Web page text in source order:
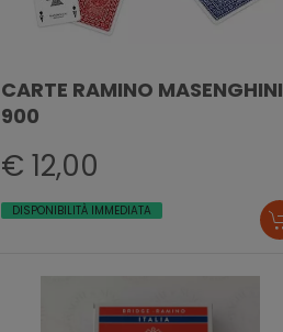
CARTE RAMINO MASENGHINI
900
€ 12,00
DISPONIBILITÀ IMMEDIATA